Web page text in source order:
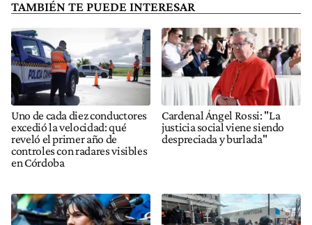
TAMBIÉN TE PUEDE INTERESAR
Uno de cada diez conductores
excedió la velocidad: qué
reveló el primer año de
controles con radares visibles
en Córdoba
Cardenal Ángel Rossi: "La
justicia social viene siendo
despreciada y burlada"